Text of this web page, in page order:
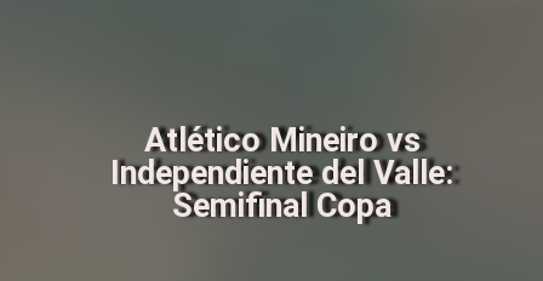
Atlético Mineiro vs
Independiente del Valle:
Semifinal Copa